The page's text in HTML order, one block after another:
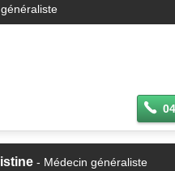
- Médecin généraliste